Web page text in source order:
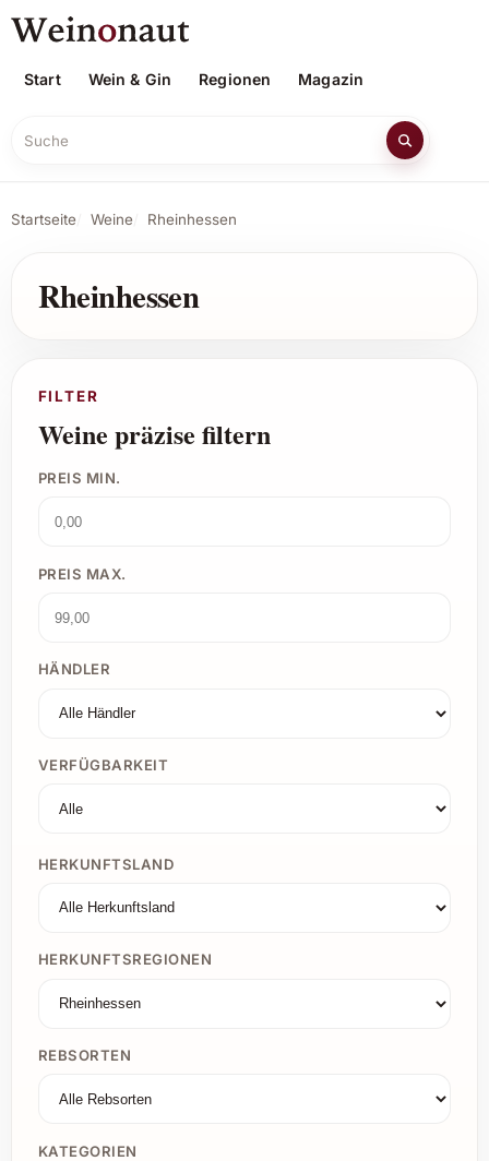
Start Wein & Gin Regionen Magazin
Suche
Startseite Weine Rheinhessen
Rheinhessen
FILTER
Weine präzise filtern
PREIS MIN.
PREIS MAX.
HÄNDLER
VERFÜGBARKEIT
HERKUNFTSLAND
HERKUNFTSREGIONEN
REBSORTEN
KATEGORIEN